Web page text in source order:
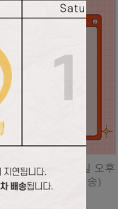
진 정기 구독(평일 오후
리얼번호 문자 발송)